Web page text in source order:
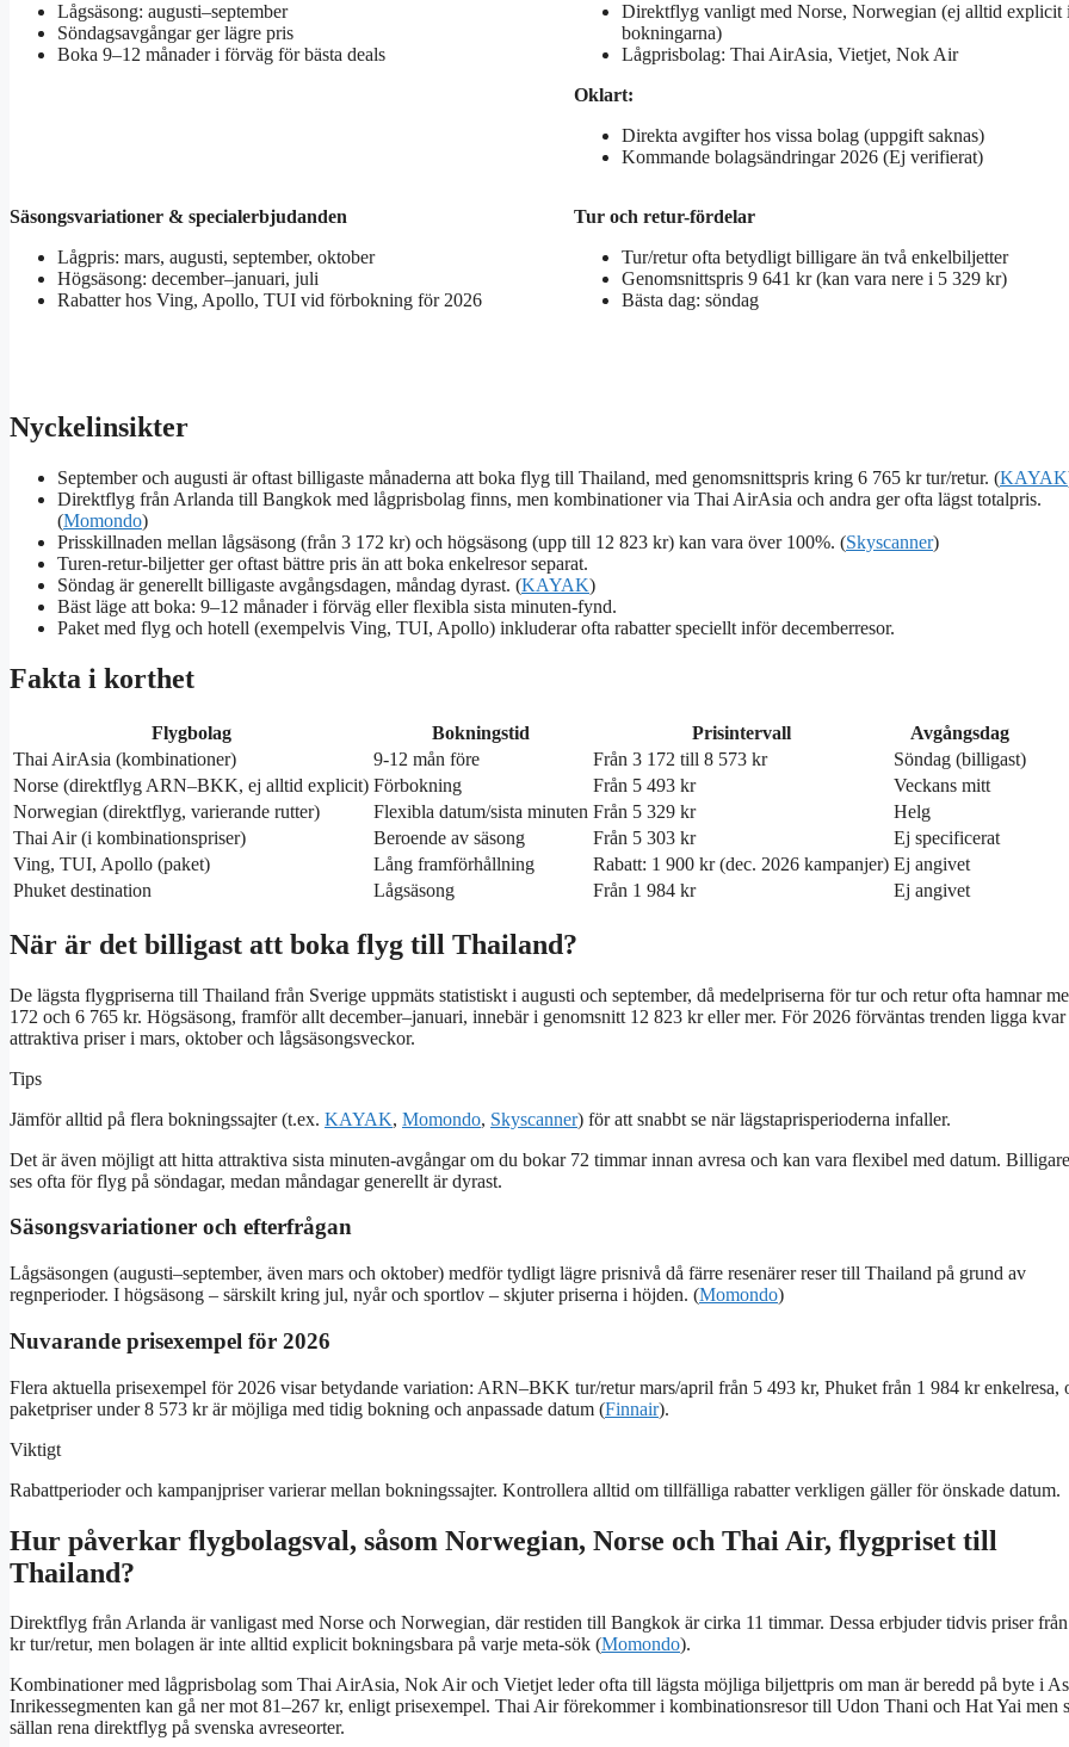
Lågsäsong: augusti–september
Söndagsavgångar ger lägre pris
Boka 9–12 månader i förväg för bästa deals
Direktflyg vanligt med Norse, Norwegian (ej alltid explicit
bokningarna)
Lågprisbolag: Thai AirAsia, Vietjet, Nok Air
Oklart:
Direkta avgifter hos vissa bolag (uppgift saknas)
Kommande bolagsändringar 2026 (Ej verifierat)
Säsongsvariationer & specialerbjudanden
Lågpris: mars, augusti, september, oktober
Högsäsong: december–januari, juli
Rabatter hos Ving, Apollo, TUI vid förbokning för 2026
Tur och retur-fördelar
Tur/retur ofta betydligt billigare än två enkelbiljetter
Genomsnittspris 9 641 kr (kan vara nere i 5 329 kr)
Bästa dag: söndag
Nyckelinsikter
September och augusti är oftast billigaste månaderna att boka flyg till Thailand, med genomsnittspris kring 6 765 kr tur/retur. (KAYAK
Direktflyg från Arlanda till Bangkok med lågprisbolag finns, men kombinationer via Thai AirAsia och andra ger ofta lägst totalpris.
(Momondo)
Prisskillnaden mellan lågsäsong (från 3 172 kr) och högsäsong (upp till 12 823 kr) kan vara över 100%. (Skyscanner)
Turen-retur-biljetter ger oftast bättre pris än att boka enkelresor separat.
Söndag är generellt billigaste avgångsdagen, måndag dyrast. (KAYAK)
Bäst läge att boka: 9–12 månader i förväg eller flexibla sista minuten-fynd.
Paket med flyg och hotell (exempelvis Ving, TUI, Apollo) inkluderar ofta rabatter speciellt inför decemberresor.
Fakta i korthet
Flygbolag Bokningstid Prisintervall
Avgångsdag
Thai AirAsia (kombinationer)
9-12 mån före Från 3 172 till 8 573 kr
Söndag (billigast)
Norse (direktflyg ARN–BKK, ej alltid explicit) Förbokning Från 5 493 kr
Veckans mitt
Norwegian (direktflyg, varierande rutter)
Flexibla datum/sista minuten Från 5 329 kr
Helg
Thai Air (i kombinationspriser)
Beroende av säsong Från 5 303 kr
Ej specificerat
Ving, TUI, Apollo (paket)
Lång framförhållning Rabatt: 1 900 kr (dec. 2026 kampanjer) Ej angivet
Phuket destination
Lågsäsong Från 1 984 kr Ej angivet
När är det billigast att boka flyg till Thailand?
De lägsta flygpriserna till Thailand från Sverige uppmäts statistiskt i augusti och september, då medelpriserna för tur och retur ofta hamnar
172 och 6 765 kr. Högsäsong, framför allt december–januari, innebär i genomsnitt 12 823 kr eller mer. För 2026 förväntas trenden ligga kvar
attraktiva priser i mars, oktober och lågsäsongsveckor.
Tips
Jämför alltid på flera bokningssajter (t.ex. KAYAK, Momondo, Skyscanner) för att snabbt se när lägstaprisperioderna infaller.
Det är även möjligt att hitta attraktiva sista minuten-avgångar om du bokar 72 timmar innan avresa och kan vara flexibel med datum.
ses ofta för flyg på söndagar, medan måndagar generellt är dyrast.
Säsongsvariationer och efterfrågan
Lågsäsongen (augusti–september, även mars och oktober) medför tydligt lägre prisnivå då färre resenärer reser till Thailand på grund av
regnperioder. I högsäsong – särskilt kring jul, nyår och sportlov – skjuter priserna i höjden. (Momondo)
Nuvarande prisexempel för 2026
Flera aktuella prisexempel för 2026 visar betydande variation: ARN–BKK tur/retur mars/april från 5 493 kr, Phuket från 1 984 kr enkelresa,
paketpriser under 8 573 kr är möjliga med tidig bokning och anpassade datum (Finnair).
Viktigt
Rabattperioder och kampanjpriser varierar mellan bokningssajter. Kontrollera alltid om tillfälliga rabatter verkligen gäller för önskade datum.
Hur påverkar flygbolagsval, såsom Norwegian, Norse och Thai Air, flygpriset till
Thailand?
Direktflyg från Arlanda är vanligast med Norse och Norwegian, där restiden till Bangkok är cirka 11 timmar. Dessa erbjuder tidvis priser
kr tur/retur, men bolagen är inte alltid explicit bokningsbara på varje meta-sök (Momondo).
Kombinationer med lågprisbolag som Thai AirAsia, Nok Air och Vietjet leder ofta till lägsta möjliga biljettpris om man är beredd på byte i
Inrikessegmenten kan gå ner mot 81–267 kr, enligt prisexempel. Thai Air förekommer i kombinationsresor till Udon Thani och Hat Yai men
sällan rena direktflyg på svenska avreseorter.